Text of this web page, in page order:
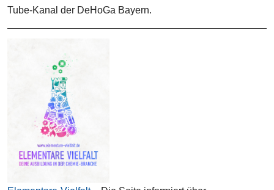
Tube-Kanal der DeHoGa Bayern.